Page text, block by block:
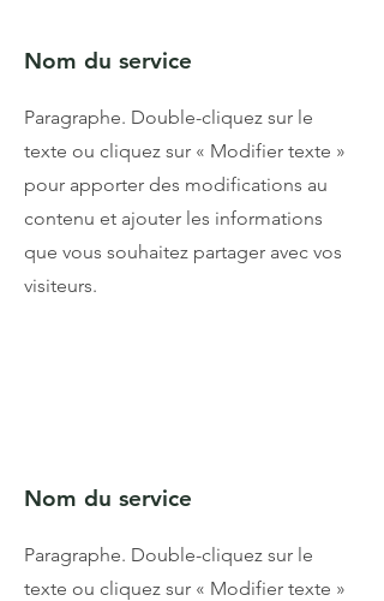
Nom du service
Paragraphe. Double-cliquez sur le
texte ou cliquez sur « Modifier texte »
pour apporter des modifications au
contenu et ajouter les informations
que vous souhaitez partager avec vos
visiteurs.
Nom du service
Paragraphe. Double-cliquez sur le
texte ou cliquez sur « Modifier texte »